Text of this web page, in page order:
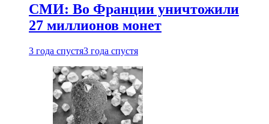
СМИ: Во Франции уничтожили
27 миллионов монет
3 года спустя3 года спустя